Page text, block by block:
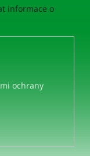
informace o
ochrany